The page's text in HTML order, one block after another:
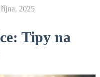
října, 2025
Tipy na